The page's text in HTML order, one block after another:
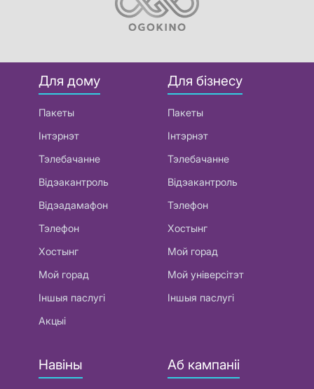
Для дому
Пакеты
Інтэрнэт
Тэлебачанне
Відэакантроль
Відэадамафон
Тэлефон
Хостынг
Мой горад
Іншыя паслугі
Акцыі
Для бізнесу
Пакеты
Інтэрнэт
Тэлебачанне
Відэакантроль
Тэлефон
Хостынг
Мой горад
Мой універсітэт
Іншыя паслугі
Навіны Аб кампаніі